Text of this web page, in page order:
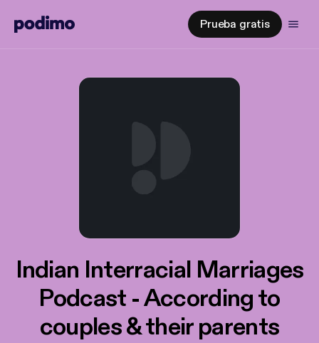
Prueba gratis
Indian Interracial Marriages
Podcast - According to
couples & their parents